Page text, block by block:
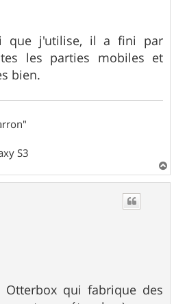
que j'utilise, il a fini par
les parties mobiles et
bien.
S3
a
qui fabrique des